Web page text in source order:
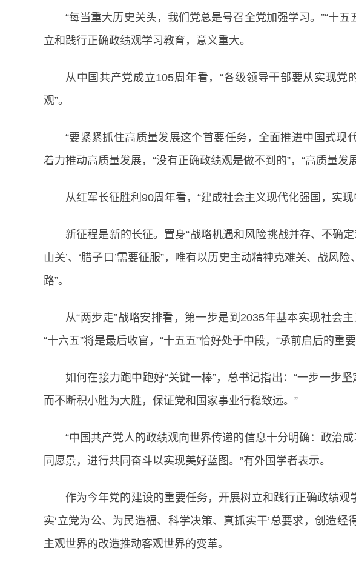
“每当重大历史关头，我们党总是号召全党加强学习。”“十
立和践行正确政绩观学习教育，意义重大。
从中国共产党成立105周年看，“各级领导干部要从实现党
观”。
“要紧紧抓住高质量发展这个首要任务，全面推进中国式现
着力推动高质量发展，“没有正确政绩观是做不到的”，“高质量发
从红军长征胜利90周年看，“建成社会主义现代化强国，实现
新征程是新的长征。置身“战略机遇和风险挑战并存、不确
山关’、‘腊子口’需要征服”，唯有以历史主动精神克难关、战风
路”。
从“两步走”战略安排看，第一步是到2035年基本实现社会
“十六五”将是最后收官，“十五五”恰好处于中段，“承前启后的重
如何在接力跑中跑好“关键一棒”，总书记指出：“一步一步
而不断积小胜为大胜，保证党和国家事业行稳致远。”
“中国共产党人的政绩观向世界传递的信息十分明确：政治
同愿景，进行共同奋斗以实现美好蓝图。”有外国学者表示。
作为今年党的建设的重要任务，开展树立和践行正确政绩观
实‘立党为公、为民造福、科学决策、真抓实干’总要求，创造经
主观世界的改造推动客观世界的变革。